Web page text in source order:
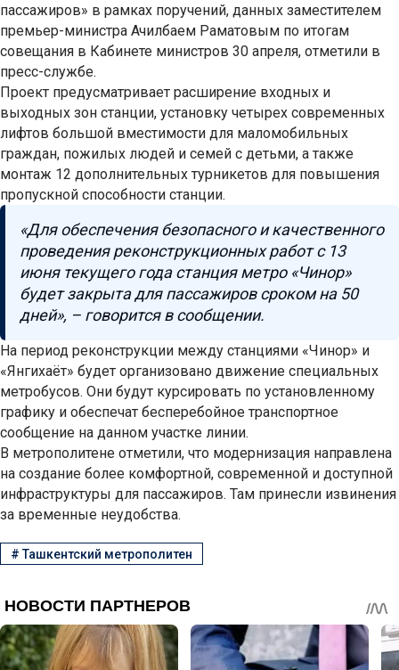
пассажиров» в рамках поручений, данных заместителем
премьер-министра Ачилбаем Раматовым по итогам
совещания в Кабинете министров 30 апреля, отметили в
пресс-службе.
Проект предусматривает расширение входных и
выходных зон станции, установку четырех современных
лифтов большой вместимости для маломобильных
граждан, пожилых людей и семей с детьми, а также
монтаж 12 дополнительных турникетов для повышения
пропускной способности станции.
«Для обеспечения безопасного и качественного
проведения реконструкционных работ с 13
июня текущего года станция метро «Чинор»
будет закрыта для пассажиров сроком на 50
дней», – говорится в сообщении.
На период реконструкции между станциями «Чинор» и
«Янгихаёт» будет организовано движение специальных
метробусов. Они будут курсировать по установленному
графику и обеспечат бесперебойное транспортное
сообщение на данном участке линии.
В метрополитене отметили, что модернизация направлена
на создание более комфортной, современной и доступной
инфраструктуры для пассажиров. Там принесли извинения
за временные неудобства.
#Ташкентский метрополитен